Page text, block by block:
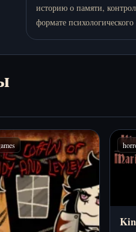
историю о памяти,
формате психологического